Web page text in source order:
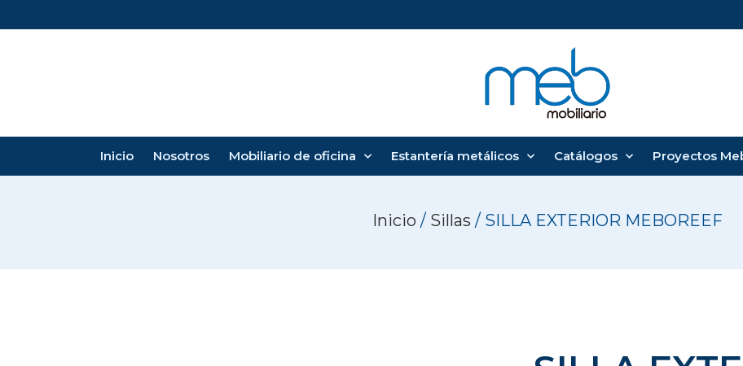
Inicio Nosotros Mobiliario de oficina Estantería metálicos Catálogos Proyectos
Inicio / Sillas / SILLA EXTERIOR MEBOREEF